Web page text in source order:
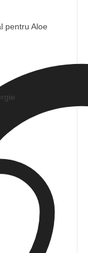
pentru Aloe